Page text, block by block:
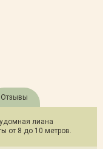
Отзывы
лиана
от 8 до 10 метров.